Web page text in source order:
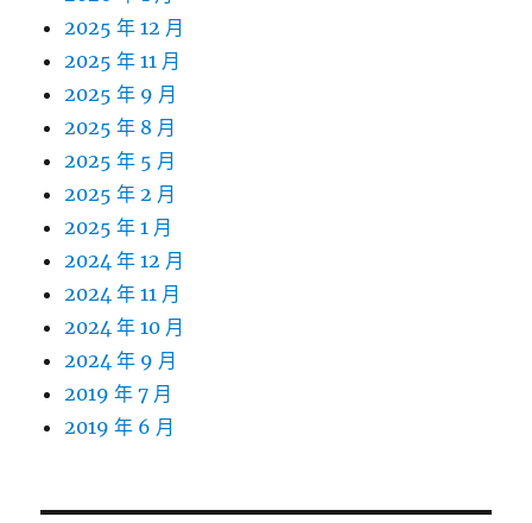
2025 年 12 月
2025 年 11 月
2025 年 9 月
2025 年 8 月
2025 年 5 月
2025 年 2 月
2025 年 1 月
2024 年 12 月
2024 年 11 月
2024 年 10 月
2024 年 9 月
2019 年 7 月
2019 年 6 月